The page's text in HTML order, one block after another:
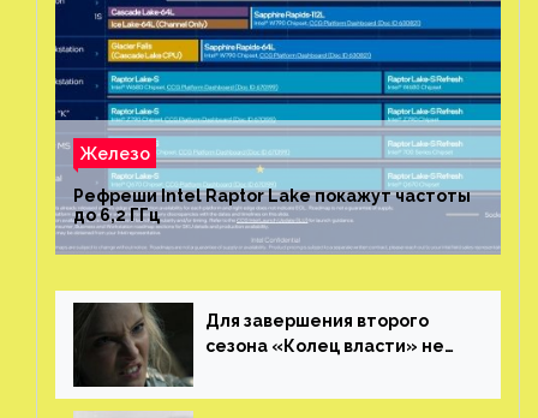
Железо
Рефреши Intel Raptor Lake покажут частоты
до 6,2 ГГц
Для завершения второго
сезона «Колец власти» не